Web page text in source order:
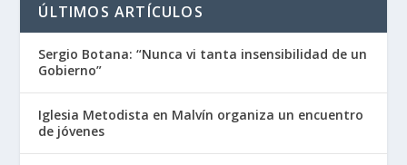
ÚLTIMOS ARTÍCULOS
Sergio Botana: “Nunca vi tanta insensibilidad de un
Gobierno”
Iglesia Metodista en Malvín organiza un encuentro
de jóvenes